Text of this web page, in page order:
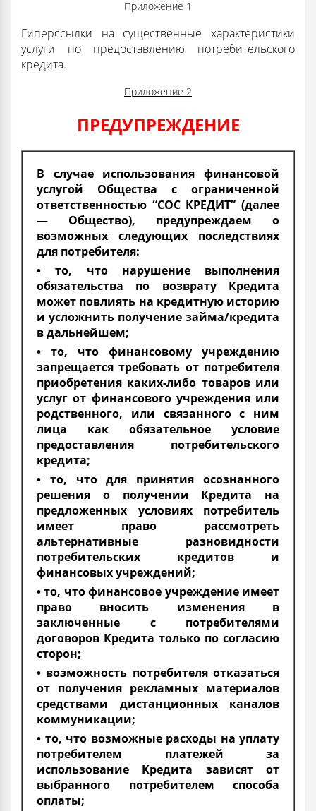
Приложение 1
Гиперссылки на существенные характеристики
услуги по предоставлению потребительского
кредита.
Приложение 2
ПРЕДУПРЕЖДЕНИЕ
В случае использования финансовой
услугой Общества с ограниченной
ответственностью “СОС КРЕДИТ” (далее
— Общество), предупреждаем о
возможных следующих последствиях
для потребителя:
• то, что нарушение выполнения
обязательства по возврату Кредита
может повлиять на кредитную историю
и усложнить получение займа/кредита
в дальнейшем;
• то, что финансовому учреждению
запрещается требовать от потребителя
приобретения каких-либо товаров или
услуг от финансового учреждения или
родственного, или связанного с ним
лица как обязательное условие
предоставления потребительского
кредита;
• то, что для принятия осознанного
решения о получении Кредита на
предложенных условиях потребитель
имеет право рассмотреть
альтернативные разновидности
потребительских кредитов и
финансовых учреждений;
• то, что финансовое учреждение имеет
право вносить изменения в
заключенные с потребителями
договоров Кредита только по согласию
сторон;
• возможность потребителя отказаться
от получения рекламных материалов
средствами дистанционных каналов
коммуникации;
• то, что возможные расходы на уплату
потребителем платежей за
использование Кредита зависят от
выбранного потребителем способа
оплаты;